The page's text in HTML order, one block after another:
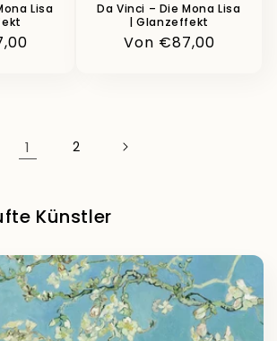
Lisa
Da Vinci – Die Mona Lisa
| Glanzeffekt
Normaler
Von €87,00
1 2
Künstler